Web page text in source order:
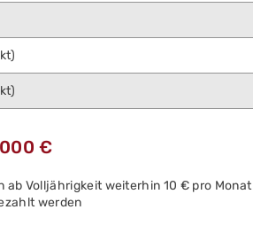
€
ab Volljährigkeit weiterhin 10 € pro Monat
werden